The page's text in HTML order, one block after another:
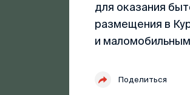
для оказания
размещения в
и
Поделиться